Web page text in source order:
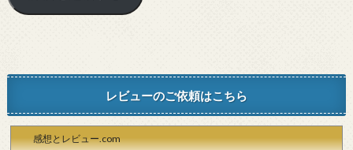
レビューのご依頼はこちら
感想とレビュー.com